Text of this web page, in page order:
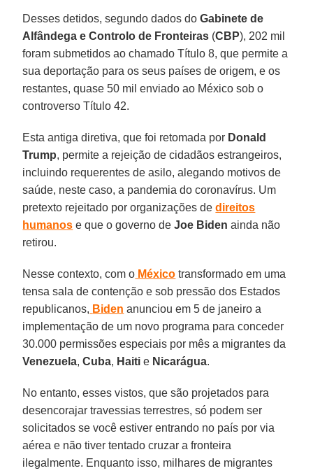
Desses detidos, segundo dados doGabinete de
Alfândega e Controlo de Fronteiras (CBP), 202 mil
foram submetidos ao chamado Título 8, que permite a
sua deportação para os seus países de origem, e os
restantes, quase 50 mil enviado ao México sob o
controverso Título 42.
Esta antiga diretiva, que foi retomada por Donald
Trump, permite a rejeição de cidadãos estrangeiros,
incluindo requerentes de asilo, alegando motivos de
saúde, neste caso, a pandemia do coronavírus. Um
pretexto rejeitado por organizações dedireitos
humanos e que o governo de Joe Biden ainda não
retirou.
Nesse contexto, com o México transformado em uma
tensa sala de contenção e sob pressão dos Estados
republicanos, Biden anunciou em 5 de janeiro a
implementação de um novo programa para conceder
30.000 permissões especiais por mês a migrantes da
Venezuela, Cuba, Haitie Nicarágua.
No entanto, esses vistos, que são projetados para
desencorajar travessias terrestres, só podem ser
solicitados se você estiver entrando no país por via
aérea e não tiver tentado cruzar a fronteira
ilegalmente. Enquanto isso, milhares de migrantes